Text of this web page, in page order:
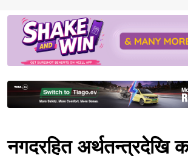
नगदरहित अर्थतन्त्रदेखि